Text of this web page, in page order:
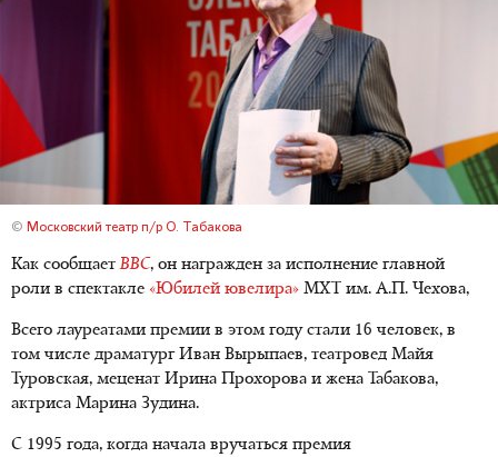
© Московский театр п/р О. Табакова
Как сообщаетBBC, он награжден за исполнение главной
роли в спектакле «Юбилей ювелира» МХТ им. А.П. Чехова,
Всего лауреатами премии в этом году стали 16 человек, в
том числе драматург Иван Вырыпаев, театровед Майя
Туровская, меценат Ирина Прохорова и жена Табакова,
актриса Марина Зудина.
С 1995 года, когда начала вручаться премия